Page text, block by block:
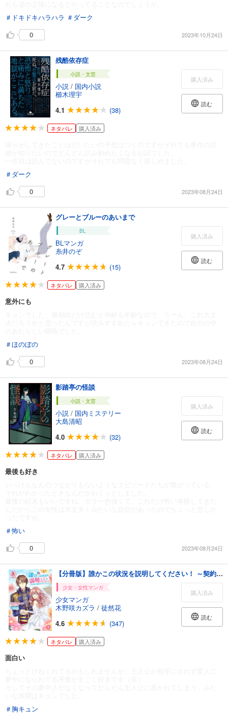
＃ドキドキハラハラ ＃ダーク
0
2023年10月24日
残酷依存症
小説・文芸
小説 / 国内小説
櫛木理宇
4.1
(38)
購入済み
読む
ネタバレ 購入済み
＃ダーク
0
2023年08月24日
グレーとブルーのあいまで
BL
BLマンガ
糸井のぞ
4.7
(15)
購入済み
読む
ネタバレ 購入済み
意外にも
＃ほのぼの
0
2023年08月24日
影踏亭の怪談
小説・文芸
小説 / 国内ミステリー
大島清昭
4.0
(32)
購入済み
読む
ネタバレ 購入済み
最後も好き
＃怖い
0
2023年08月24日
【分冊版】誰かこの状況を説明してください！ ～契約から始まるウェディング～ 第6話（アリアンローズコミックス）
少女・女性マンガ
少女マンガ
木野咲カズラ / 徒然花
4.6
(347)
購入済み
読む
ネタバレ 購入済み
面白い
＃胸キュン